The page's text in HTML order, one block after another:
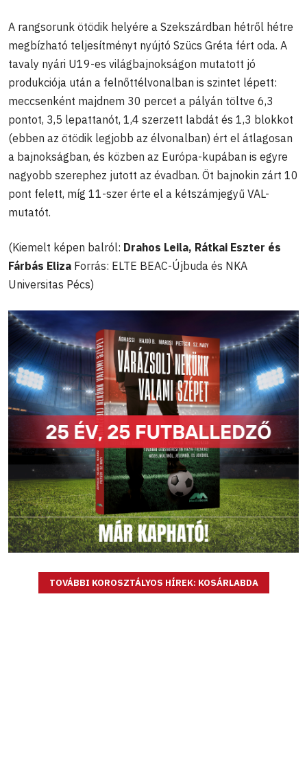
A rangsorunk ötödik helyére a Szekszárdban hétről hétre
megbízható teljesítményt nyújtó Szücs Gréta fért oda. A
tavaly nyári U19-es világbajnokságon mutatott jó
produkciója után a felnőttélvonalban is szintet lépett:
meccsenként majdnem 30 percet a pályán töltve 6,3
pontot, 3,5 lepattanót, 1,4 szerzett labdát és 1,3 blokkot
(ebben az ötödik legjobb az élvonalban) ért el átlagosan
a bajnokságban, és közben az Európa-kupában is egyre
nagyobb szerephez jutott az évadban. Öt bajnokin zárt 10
pont felett, míg 11-szer érte el a kétszámjegyű VAL-
mutatót.
(Kiemelt képen balról: Drahos Leila, Rátkai Eszter és
Fárbás Eliza Forrás: ELTE BEAC-Újbuda és NKA
Universitas Pécs)
TOVÁBBI KOROSZTÁLYOS HÍREK: KOSÁRLABDA